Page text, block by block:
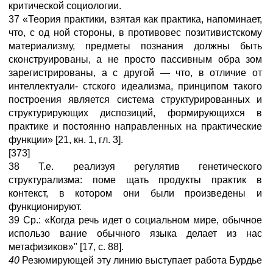
критической социологии.
37 «Теория практики, взятая как практика, напоминает,
что, с од ной стороны, в противовес позитивистскому
материализму, предметы познания должны быть
сконструированы, а не просто пассивным обра зом
зарегистрированы, а с другой — что, в отличие от
интеллектуали- стского идеализма, принципом такого
построения является система структурированных и
структурирующих диспозиций, формирующихся в
практике и постоянно направленных на практические
функции» [21, кн. 1, гл. 3].
[373]
38 Т.е. реализуя регулятив генетического
структурализма: поме щать продукты практик в
контекст, в котором они были произведены и
функционируют.
39 Ср.: «Когда речь идет о социальном мире, обычное
использо вание обычного языка делает из нас
метафизиков»" [17, с. 88].
40 Резюмирующей эту линию выступает работа Бурдье